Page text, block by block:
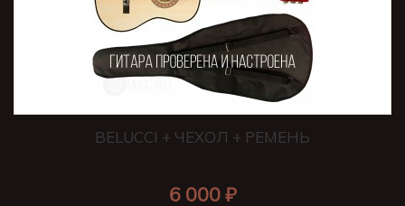
BELUCCI + ЧЕХОЛ + РЕМЕНЬ
6 000 ₽